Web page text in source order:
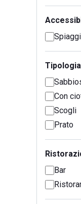
Con
Scogli
Prato
Bar